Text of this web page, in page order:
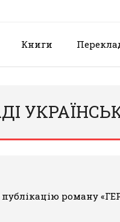
Книги
публікацію роману